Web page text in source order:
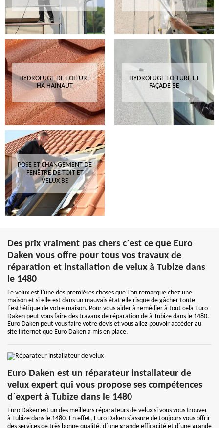
HYDROFUGE DE TOITURE
HA HAINAUT
HYDROFUGE TOITURE ET
FAÇADE BE
POSE ET CHANGEMENT DE
FENÊTRE DE TOIT ET
VELUX BE
Des prix vraiment pas chers c`est ce que Euro
Daken vous offre pour tous vos travaux de
réparation et installation de velux à Tubize dans
le 1480
Le velux est l`une des premières choses que l`on remarque chez une
maison et si elle est dans un mauvais état elle risque de gâcher toute
l`esthétique de votre maison. Pour vous aider à remédier à tout cela Euro
Daken peut vous faire des travaux de réparation de à Tubize dans le 1480.
Euro Daken peut vous faire votre devis et vous allez pouvoir accéder au
site internet que Euro Daken a mis en place.
Euro Daken est un réparateur installateur de
velux expert qui vous propose ses compétences
d`expert à Tubize dans le 1480
Euro Daken est un des meilleurs réparateurs de velux si vous vous trouver
à Tubize dans le 1480. En effet, Euro Daken s`assure de toujours vous offrir
des services de très bonne qualité, d`une grande efficacité et d`une grande